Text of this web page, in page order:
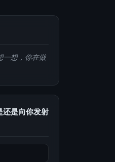
一想，你在做
还是向你发射